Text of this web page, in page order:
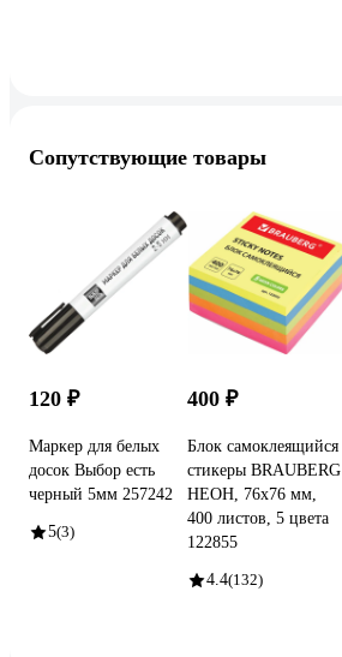
Сопутствующие товары
120 ₽
Маркер для белых
досок Выбор есть
черный 5мм 257242
5(3)
400 ₽
Блок самоклеящийся
стикеры BRAUBERG
НЕОН, 76х76 мм,
400 листов, 5 цвета
122855
4.4(132)